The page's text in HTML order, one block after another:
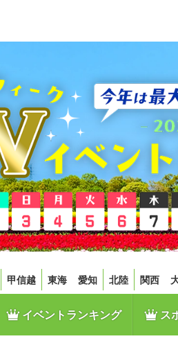
甲信越 東海 愛知 北陸 関西
イベントランキング ス